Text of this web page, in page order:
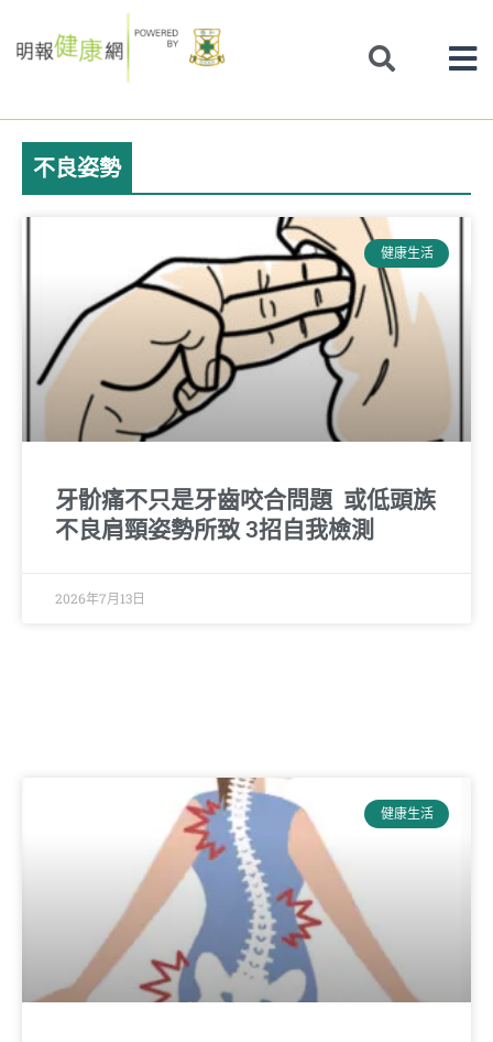
to
不良姿勢
健康生活
牙骱痛不只是牙齒咬合問題 或低頭族
不良肩頸姿勢所致 3招自我檢測
2026年7月13日
健康生活